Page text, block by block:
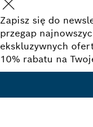
Zapisz się do
przegap
ekskluzywnych
10% rabatu na